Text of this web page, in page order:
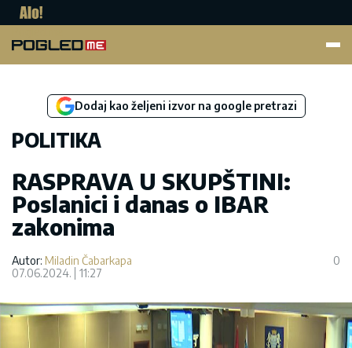
Dodaj kao željeni izvor na google pretrazi
POLITIKA
RASPRAVA U SKUPŠTINI:
Poslanici i danas o IBAR
zakonima
Autor: Miladin Čabarkapa
07.06.2024.
11:27
0